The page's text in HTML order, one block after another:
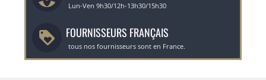
Lun-Ven 9h30/12h-13h30/15h30
FOURNISSEURS FRANÇAIS
tous nos fournisseurs sont en France.